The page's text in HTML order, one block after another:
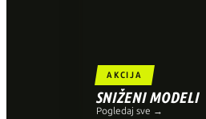
AKCIJA
SNIŽENI MODELI
Pogledaj sve →